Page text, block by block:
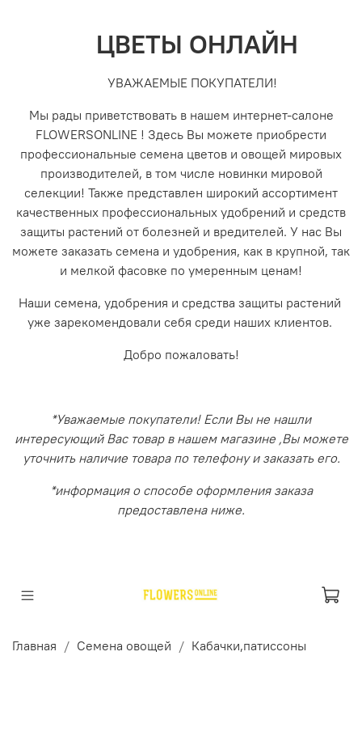
ЦВЕТЫ ОНЛАЙН
УВАЖАЕМЫЕ ПОКУПАТЕЛИ!
Мы рады приветствовать в нашем интернет-салоне
FLOWERSONLINE ! Здесь Вы можете приобрести
профессиональные семена цветов и овощей мировых
производителей, в том числе новинки мировой
селекции! Также представлен широкий ассортимент
качественных профессиональных удобрений и средств
защиты растений от болезней и вредителей. У нас Вы
можете заказать семена и удобрения, как в крупной, так
и мелкой фасовке по умеренным ценам!
Наши семена, удобрения и средства защиты растений
уже зарекомендовали себя среди наших клиентов.
Добро пожаловать!
*Уважаемые покупатели! Если Вы не нашли
интересующий Вас товар в нашем магазине ,Вы можете
уточнить наличие товара по телефону и заказать его.
*информация о способе оформления заказа
предоставлена ниже.
Главная Семена овощей Кабачки,патиссоны